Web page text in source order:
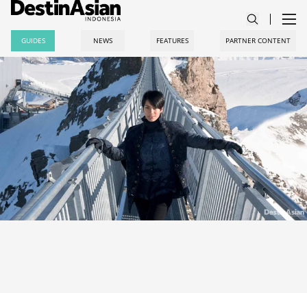
GUIDES NEWS FEATURES PARTNER CONTENT